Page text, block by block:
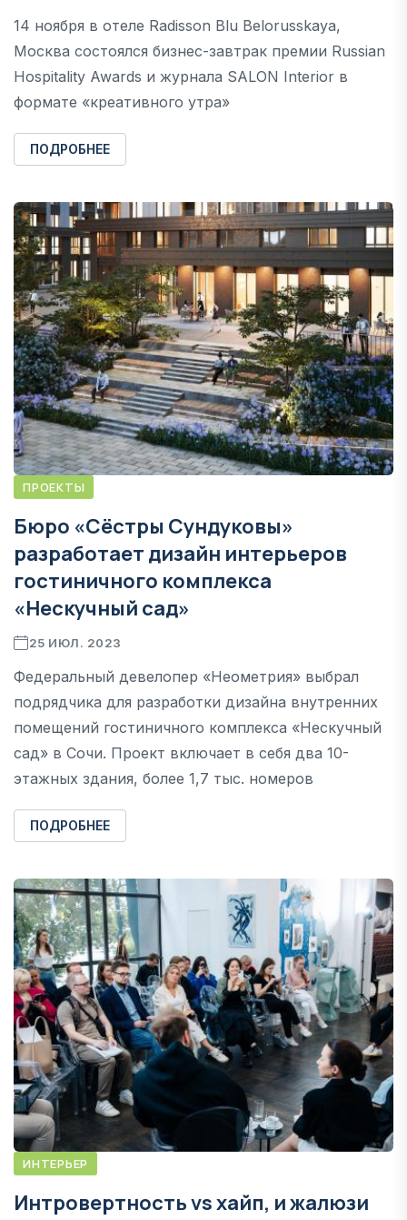
14 ноября в отеле Radisson Blu Belorusskaya,
Москва состоялся бизнес-завтрак премии Russian
Hospitality Awards и журнала SALON Interior в
формате «креативного утра»
ПОДРОБНЕЕ
ПРОЕКТЫ
Бюро «Сёстры Сундуковы»
разработает дизайн интерьеров
гостиничного комплекса
«Нескучный сад»
25 ИЮЛ. 2023
Федеральный девелопер «Неометрия» выбрал
подрядчика для разработки дизайна внутренних
помещений гостиничного комплекса «Нескучный
сад» в Сочи. Проект включает в себя два 10-
этажных здания, более 1,7 тыс. номеров
ПОДРОБНЕЕ
ИНТЕРЬЕР
Интровертность vs хайп, и жалюзи